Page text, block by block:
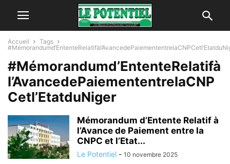
Accueil
Tags
#Mémorandumd’EntenteRelatifà
l’AvancedePaiemententrelaCNP
Cetl’EtatduNiger
Mémorandum d’Entente Relatif à
l’Avance de Paiement entre la
CNPC et l’Etat...
Le Potentiel - 10 novembre 2025